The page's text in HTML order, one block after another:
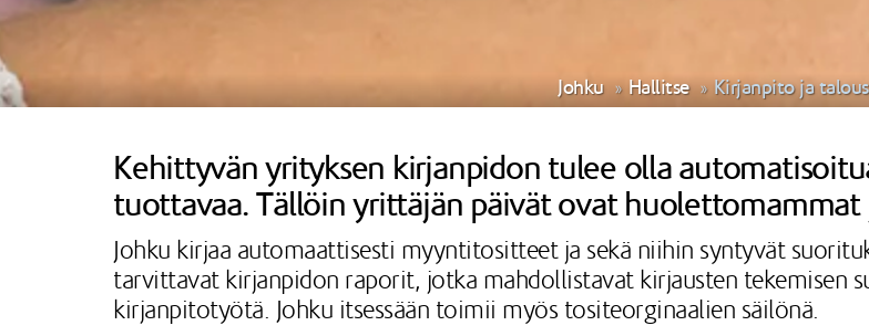
Johku Hallitse Kirjanpito ja
Kehittyvän yrityksen kirjanpidon tulee olla
tuottavaa. Tällöin yrittäjän päivät ovat huolettomammat
Johku kirjaa automaattisesti myyntitositteet ja sekä niihin syntyvät
tarvittavat kirjanpidon raporit, jotka mahdollistavat kirjausten tekemisen
kirjanpitotyötä. Johku itsessään toimii myös tositeorginaalien säilönä.